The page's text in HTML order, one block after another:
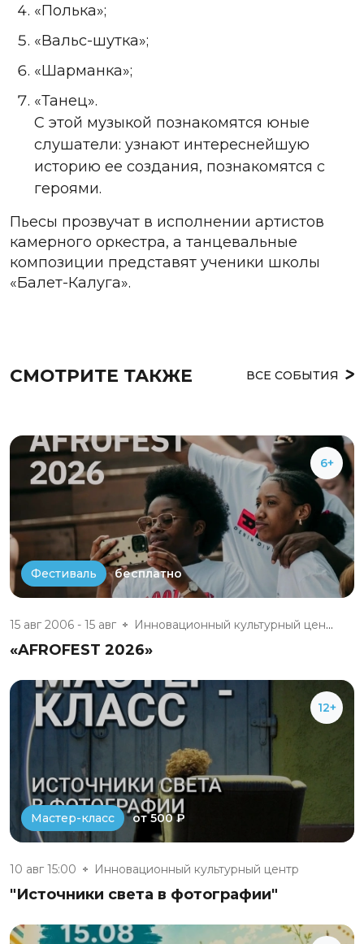
«Полька»;
«Вальс-шутка»;
«Шарманка»;
«Танец».
С этой музыкой познакомятся юные
слушатели: узнают интереснейшую
историю ее создания, познакомятся с
героями.
Пьесы прозвучат в исполнении артистов
камерного оркестра, а танцевальные
композиции представят ученики школы
«Балет-Калуга».
СМОТРИТЕ ТАКЖЕ ВСЕ СОБЫТИЯ
6+
Фестиваль бесплатно
15 авг 2006 - 15 авг Инновационный культурный центр
«AFROFEST 2026»
12+
Мастер-класс от 500 ₽
10 авг 15:00 Инновационный культурный центр
"Источники света в фотографии"